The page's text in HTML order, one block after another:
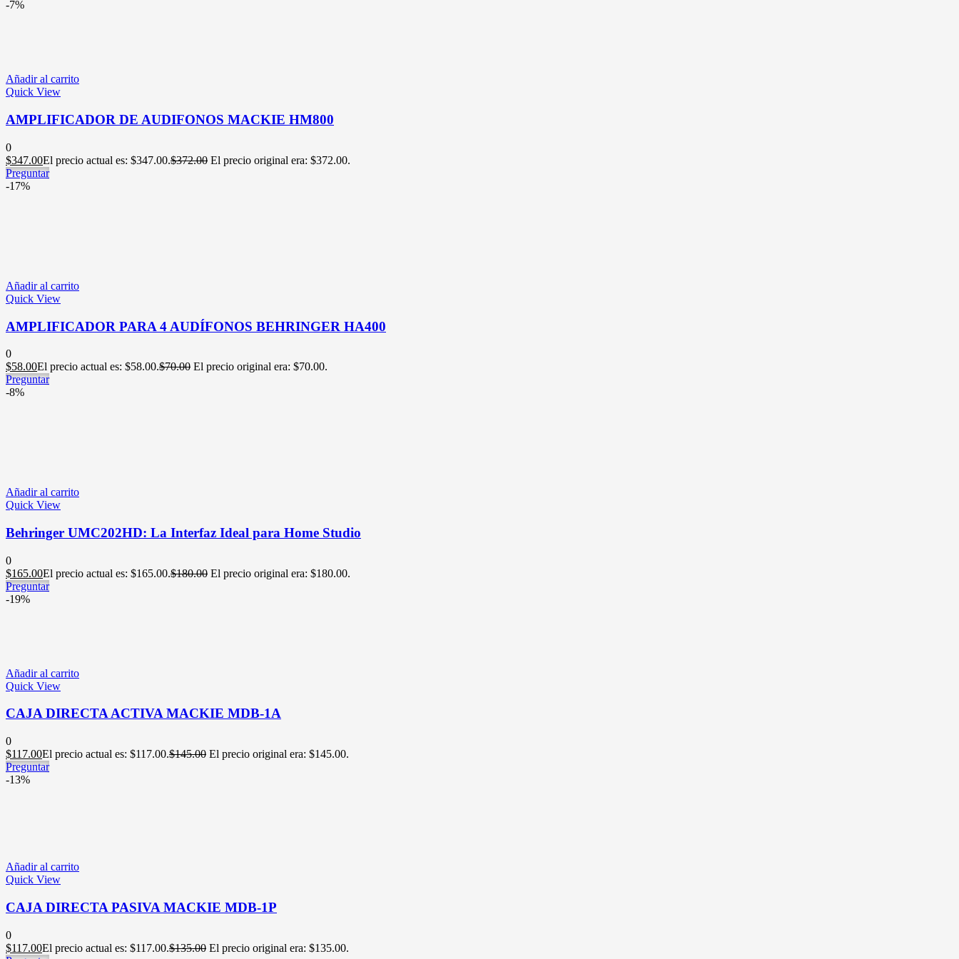
-7%
Añadir al carrito
Quick View
AMPLIFICADOR DE AUDIFONOS MACKIE HM800
0
$347.00El precio actual es: $347.00.$372.00 El precio original era: $372.00.
Preguntar
-17%
Añadir al carrito
Quick View
AMPLIFICADOR PARA 4 AUDÍFONOS BEHRINGER HA400
0
$58.00El precio actual es: $58.00.$70.00 El precio original era: $70.00.
Preguntar
-8%
Añadir al carrito
Quick View
Behringer UMC202HD: La Interfaz Ideal para Home Studio
0
$165.00El precio actual es: $165.00.$180.00 El precio original era: $180.00.
Preguntar
-19%
Añadir al carrito
Quick View
CAJA DIRECTA ACTIVA MACKIE MDB-1A
0
$117.00El precio actual es: $117.00.$145.00 El precio original era: $145.00.
Preguntar
-13%
Añadir al carrito
Quick View
CAJA DIRECTA PASIVA MACKIE MDB-1P
0
$117.00El precio actual es: $117.00.$135.00 El precio original era: $135.00.